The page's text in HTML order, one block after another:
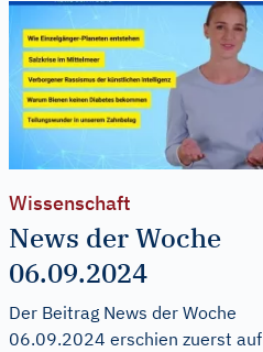
Wissenschaft
News der Woche
06.09.2024
Der Beitrag News der Woche
06.09.2024 erschien zuerst auf